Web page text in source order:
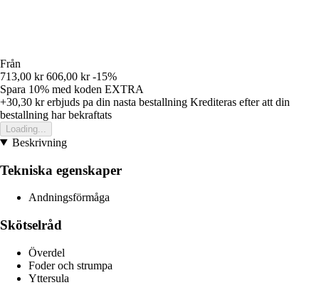
Från
713,00 kr 606,00 kr -15%
Spara 10% med koden EXTRA
+30,30 krerbjuds pa din nasta bestallning Krediteras efter att din
bestallning har bekraftats
Loading...
Beskrivning
Tekniska egenskaper
Andningsförmåga
Skötselråd
Överdel
Foder och strumpa
Yttersula